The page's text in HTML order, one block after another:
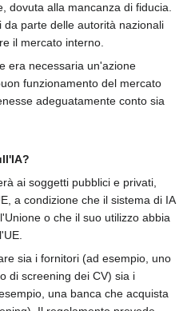
dovuta alla mancanza di fiducia.
da parte delle autorità nazionali
il mercato interno.
era necessaria un'azione
funzionamento del mercato
adeguatamente conto sia
ai soggetti pubblici e privati,
a condizione che il sistema di IA
o che il suo utilizzo abbia
sia i fornitori (ad esempio, uno
di screening dei CV) sia i
una banca che acquista